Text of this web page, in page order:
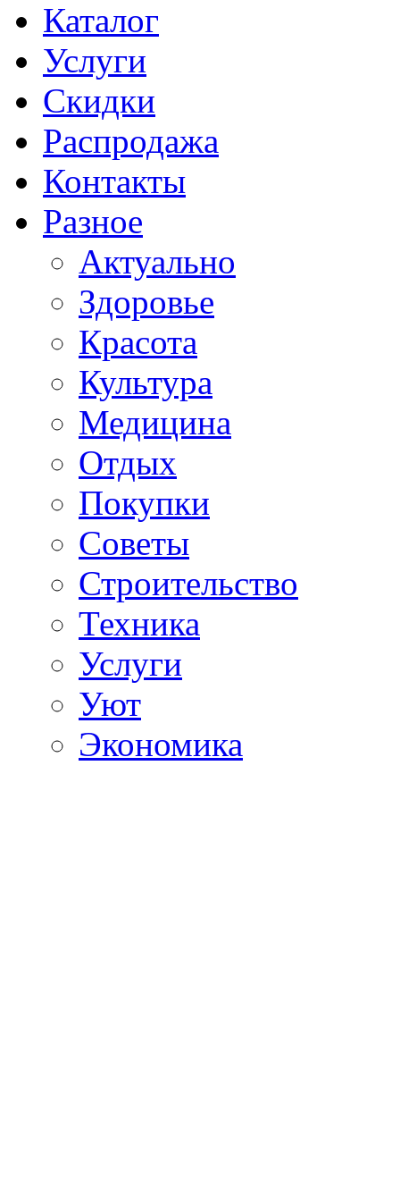
Каталог
Услуги
Скидки
Распродажа
Контакты
Разное
Актуально
Здоровье
Красота
Культура
Медицина
Отдых
Покупки
Советы
Строительство
Техника
Услуги
Уют
Экономика